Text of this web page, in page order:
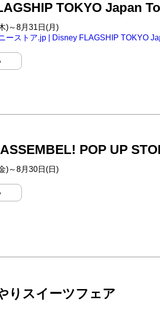
TOKYO Japan
)～8月31日(月)
ーストア.jp | Disney FLAGSHIP TOKYO
POP UP
)～8月30日(日)
りスイーツフェア